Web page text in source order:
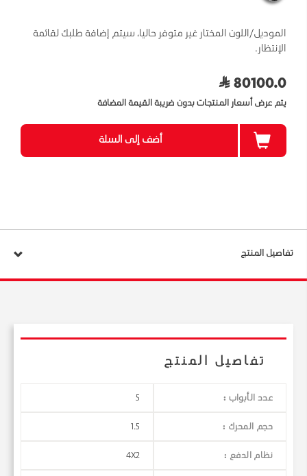
الموديل/اللون المختار غير متوفر حاليا، سيتم إضافة طلبك لقائمة
الإنتظار.
80100.0
يتم عرض أسعار المنتجات بدون ضريبة القيمة المضافة
أضف إلى السلة
تفاصيل المنتج
تفاصيل المنتج
عدد الأبواب : 5
حجم المحرك : 1.5
نظام الدفع : 4X2